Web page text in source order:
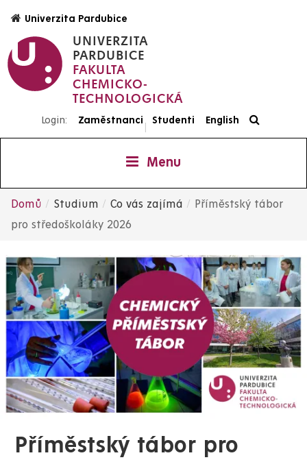
hlavnímu
obsahu
UNIVERZITA
PARDUBICE
FAKULTA
CHEMICKO-
TECHNOLOGICKÁ
Univerzita Pardubice
Login: Zaměstnanci
|
Studenti English
Menu
Drobečková
navigace
Domů Studium Co vás zajímá
Příměstský tábor
pro středoškoláky 2026
Příměstský tábor pro